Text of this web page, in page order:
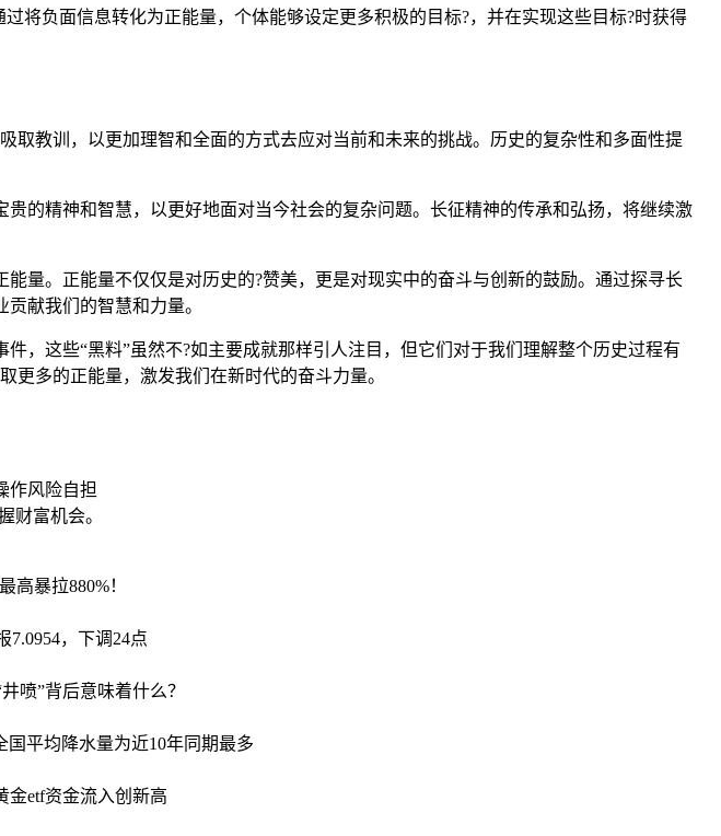
将负面信息转化为正能量，个体能够设定更多积极的目标?，并在实现这些目标?时获得
教训，以更加理智和全面的方式去应对当前和未来的挑战。历史的复杂性和多面性提
的精神和智慧，以更好地面对当今社会的复杂问题。长征精神的传承和弘扬，将继续激
量。正能量不仅仅是对历史的?赞美，更是对现实中的奋斗与创新的鼓励。通过探寻长
献我们的智慧和力量。
，这些“黑料”虽然不?如主要成就那样引人注目，但它们对于我们理解整个历史过程有
更多的正能量，激发我们在新时代的奋斗力量。
作风险自担
财富机会。
高暴拉880%！
，下调24点
喷”背后意味着什么？
国平均降水量为近10年同期最多
金etf资金流入创新高